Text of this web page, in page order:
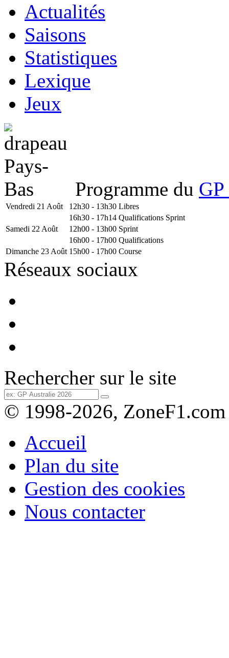
Actualités
Saisons
Statistiques
Lexique
Jeux
Programme du
Vendredi 21 Août 12h30 - 13h30 Libres
16h30 - 17h14 Qualifications Sprint
Samedi 22 Août
12h00 - 13h00 Sprint
16h00 - 17h00 Qualifications
Dimanche 23 Août 15h00 - 17h00 Course
Réseaux sociaux
Rechercher sur le site
© 1998-2026, ZoneF1.com
Accueil
Plan du site
Gestion des cookies
Nous contacter